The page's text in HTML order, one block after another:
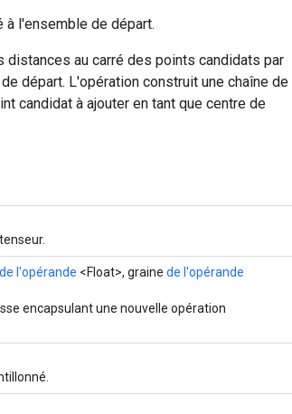
à l'ensemble de départ.
au carré des points candidats par
départ. L'opération construit une chaîne de
candidat à ajouter en tant que centre de
de l'opérande <Float>, graine de l'opérande
encapsulant une nouvelle opération